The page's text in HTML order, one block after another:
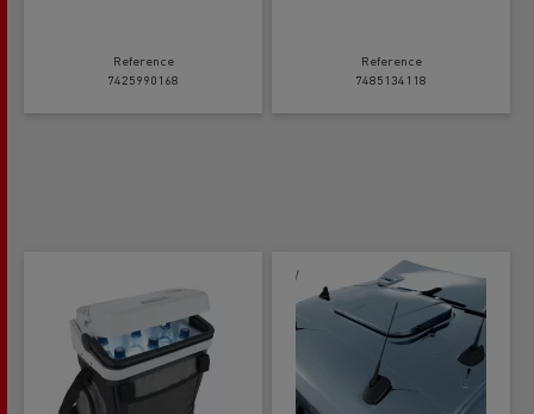
Reference
7425990168
Reference
7485134118